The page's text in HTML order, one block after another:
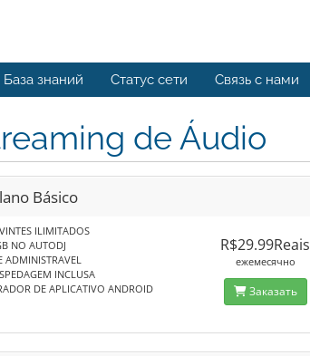
База знаний Статус сети Связь с нами
de Áudio
Básico
ILIMITADOS
NO AUTODJ
ADMINISTRAVEL
INCLUSA
DE APLICATIVO ANDROID
R$29.99Reais
ежемесячно
Заказать